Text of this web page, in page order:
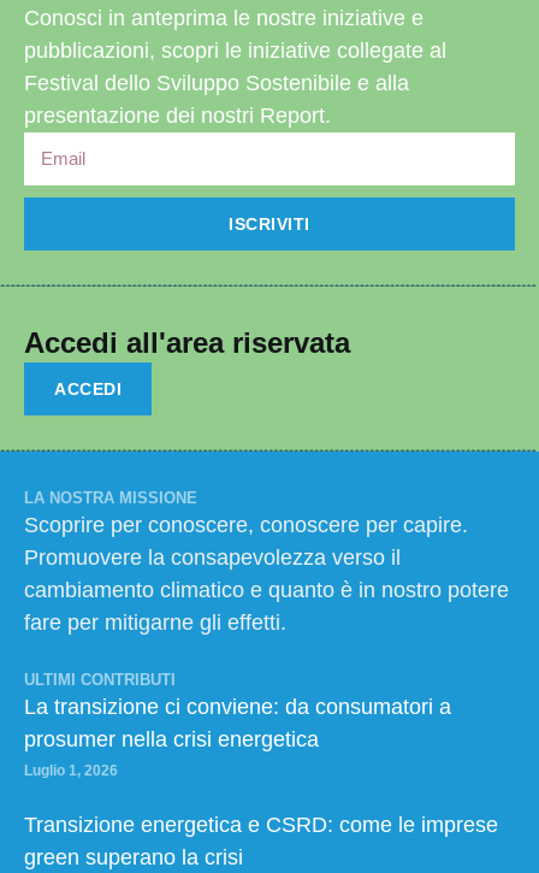
Conosci in anteprima le nostre iniziative e
pubblicazioni, scopri le iniziative collegate al
Festival dello Sviluppo Sostenibile e alla
presentazione dei nostri Report.
ISCRIVITI
Accedi all'area riservata
ACCEDI
LA NOSTRA MISSIONE
Scoprire per conoscere, conoscere per capire.
Promuovere la consapevolezza verso il
cambiamento climatico e quanto è in nostro potere
fare per mitigarne gli effetti.
ULTIMI CONTRIBUTI
La transizione ci conviene: da consumatori a
prosumer nella crisi energetica
Luglio 1, 2026
Transizione energetica e CSRD: come le imprese
green superano la crisi